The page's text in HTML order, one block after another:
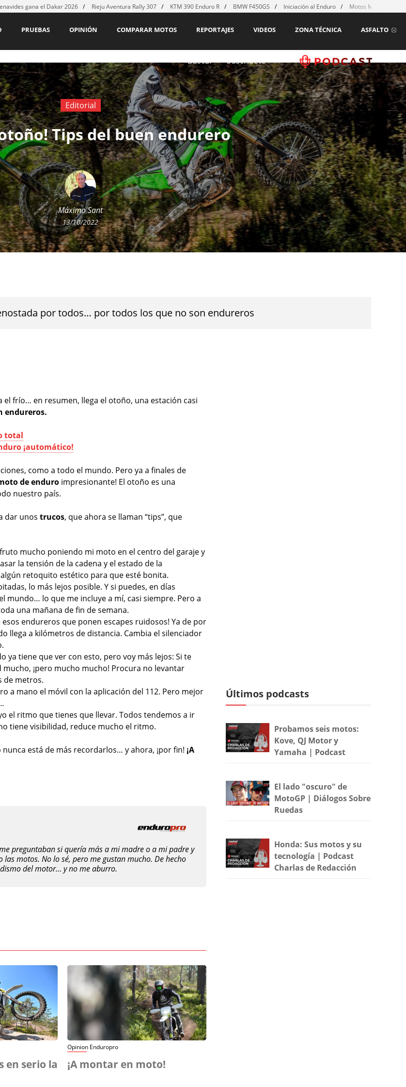
gana el Dakar 2026 Rieju Aventura Rally 307 KTM 390 Enduro R BMW F450GS Iniciación al Enduro Motos MX para
ASFALTO
ZONA TÉCNICA
VIDEOS
REPORTAJES
COMPARAR MOTOS
OPINIÓN
PRUEBAS
Buscar Suscríbete
Editorial
Tips del buen endurero
Máximo Sant
13/10/2022
por todos… por todos los que no son endureros
el frío… en resumen, llega el otoño, una estación casi
endureros.
total
¡automático!
como a todo el mundo. Pero ya a finales de
de enduro impresionante! El otoño es una
nuestro país.
dar unos trucos, que ahora se llaman “tips”, que
mucho poniendo mi moto en el centro del garaje y
la tensión de la cadena y el estado de la
retoquito estético para que esté bonita.
lo más lejos posible. Y si puedes, en días
mundo… lo que me incluye a mí, casi siempre. Pero a
una mañana de fin de semana.
esos endureros que ponen escapes ruidosos! Ya de por
llega a kilómetros de distancia. Cambia el silenciador
ya tiene que ver con esto, pero voy más lejos: Si te
¡pero mucho mucho! Procura no levantar
de metros.
a mano el móvil con la aplicación del 112. Pero mejor
el ritmo que tienes que llevar. Todos tendemos a ir
tiene visibilidad, reduce mucho el ritmo.
está de más recordarlos… y ahora, ¡por fin! ¡A
preguntaban si quería más a mi madre o a mi padre y
las motos. No lo sé, pero me gustan mucho. De hecho
del motor… y no me aburro.
en serio la
Opinion Enduropro
¡A montar en moto!
Últimos podcasts
Probamos seis motos:
Kove, QJ Motor y
Yamaha | Podcast
El lado "oscuro" de
MotoGP | Diálogos Sobre
Ruedas
Honda: Sus motos y su
tecnología | Podcast
Charlas de Redacción